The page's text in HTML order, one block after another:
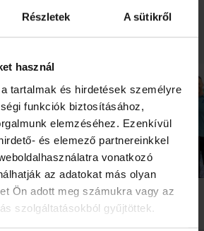
Részletek A sütikről
használ
tartalmak és hirdetések személyre
funkciók biztosításához,
elemzéséhez. Ezenkívül
és elemező partnereinkkel
vonatkozó
az adatokat más olyan
Ön adott meg számukra vagy az
szolgáltatásokból gyűjtöttek.
Lukács Kornél az Év
akadémistája